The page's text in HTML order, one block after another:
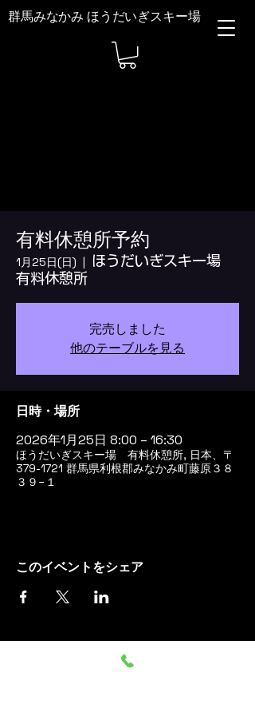
群馬みなかみ ほうだいぎスキー場
有料休憩所予約
1月25日(日)
  |
ほうだいぎスキー場
有料休憩所
完売しました
他のテーブルを見る
日時・場所
2026年1月25日 8:00 – 16:30
ほうだいぎスキー場 有料休憩所, 日本、〒
379-1721 群馬県利根郡みなかみ町藤原３８
３９−１
このイベントをシェア
群馬みなかみ ほうだいぎス